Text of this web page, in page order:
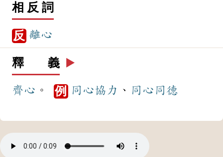
相 反 詞
反 離心
釋 義 ▶️
齊心 。 例 同心協力 、 同心同德